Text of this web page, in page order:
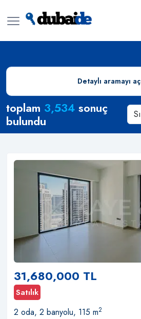
Arama SonuçlarıDetaylı aramayı aç
toplam 3,534 sonuç
bulundu
31,680,000 TL
Satılık
2 oda, 2 banyolu, 115 m2